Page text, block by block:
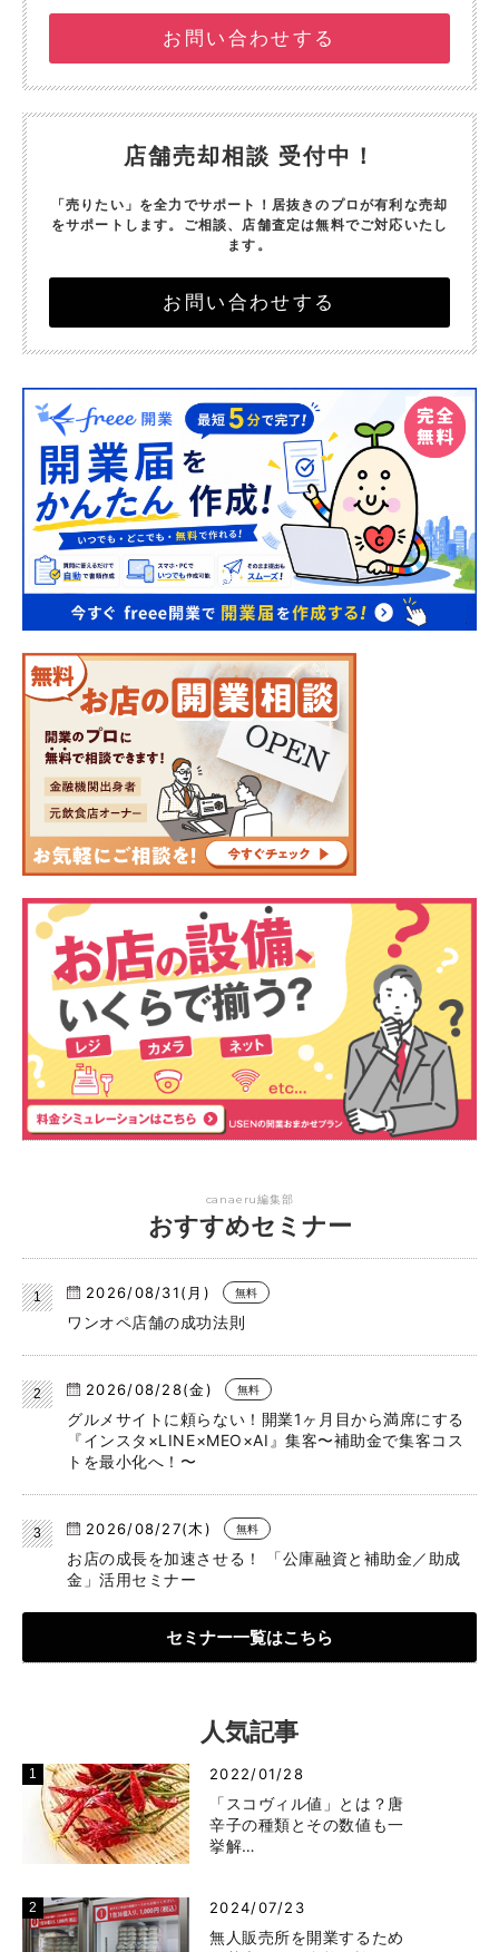
お問い合わせする
店舗売却相談 受付中！
「売りたい」を全力でサポート！ 居抜きのプロが有利な売却
をサポートします。 ご相談、店舗査定は無料でご対応いたし
ます。
お問い合わせする
canaeru編集部
おすすめセミナー
2026/08/31(月) 無料
ワンオペ店舗の成功法則
2026/08/28(金) 無料
グルメサイトに頼らない！開業1ヶ月目から満席にする
『インスタ×LINE×MEO×AI』集客〜補助金で集客コス
トを最小化へ！〜
2026/08/27(木) 無料
お店の成長を加速させる！ 「公庫融資と補助金／助成
金」活用セミナー
セミナー一覧はこちら
人気記事
2022/01/28
「スコヴィル値」とは？唐
辛子の種類とその数値も一
挙解…
2024/07/23
無人販売所を開業するため